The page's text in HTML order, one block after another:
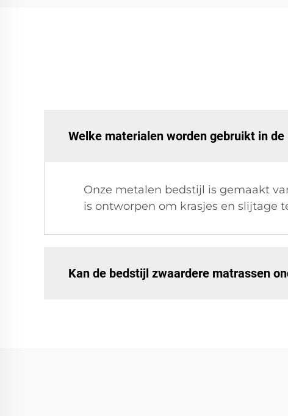
Welke materialen worden gebruikt in
Onze metalen bedstijl is gemaakt
is ontworpen om krasjes en slijtage
Kan de bedstijl zwaardere matrassen